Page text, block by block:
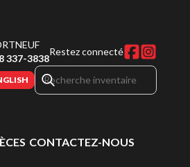
337-3838
Restez connecté
CONTACTEZ-NOUS